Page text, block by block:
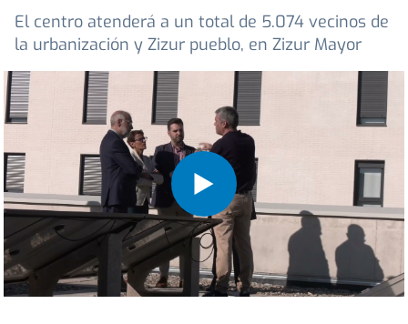
El centro atenderá a un total de 5.074 vecinos de
la urbanización y Zizur pueblo, en Zizur Mayor